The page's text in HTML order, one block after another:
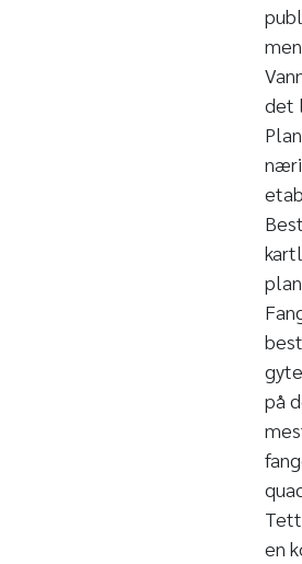
det
på
en